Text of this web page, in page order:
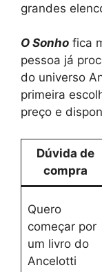
grandes
O Sonho fica
pessoa já
do universo
primeira
preço e
Dúvida de
compra
Quero
começar por
um livro do
Ancelotti